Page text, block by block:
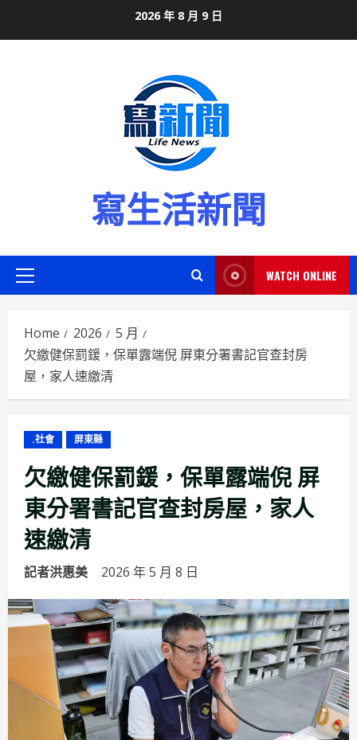
2026 年 8 月 9 日
寫生活新聞
Primary
WATCH ONLINE
Home 2026
5 月
欠繳健保罰鍰，保單露端倪 屏東分署書記官查封房
屋，家人速繳清
.社會 屏東縣
欠繳健保罰鍰，保單露端倪 屏
東分署書記官查封房屋，家人
速繳清
記者洪惠美 2026 年 5 月 8 日